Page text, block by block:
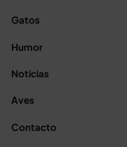
Gatos
Humor
Noticias
Aves
Contacto